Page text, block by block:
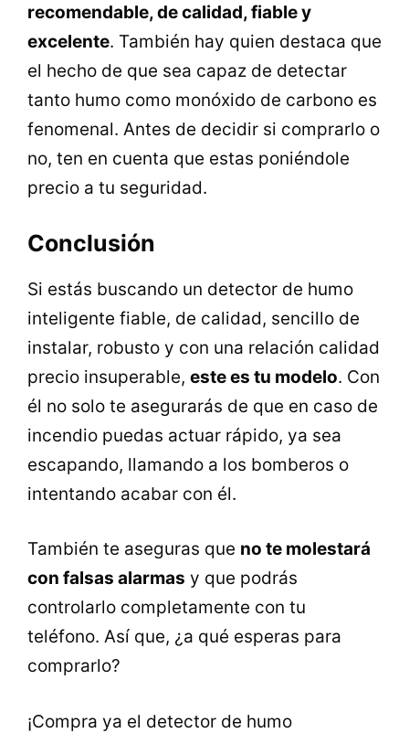
recomendable, de calidad, fiable y
excelente. También hay quien destaca que
el hecho de que sea capaz de detectar
tanto humo como monóxido de carbono es
fenomenal. Antes de decidir si comprarlo o
no, ten en cuenta que estas poniéndole
precio a tu seguridad.
Conclusión
Si estás buscando un detector de humo
inteligente fiable, de calidad, sencillo de
instalar, robusto y con una relación calidad
precio insuperable, este es tu modelo. Con
él no solo te asegurarás de que en caso de
incendio puedas actuar rápido, ya sea
escapando, llamando a los bomberos o
intentando acabar con él.
También te aseguras que no te molestará
con falsas alarmas y que podrás
controlarlo completamente con tu
teléfono. Así que, ¿a qué esperas para
comprarlo?
¡Compra ya el detector de humo